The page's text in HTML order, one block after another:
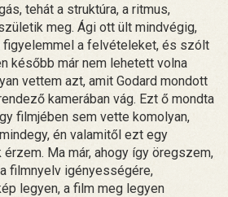
tehát a struktúra, a ritmus,
meg. Ági ott ült mindvégig,
a felvételeket, és szólt
később már nem lehetett volna
vettem azt, amit Godard mondott
kamerában vág. Ezt ő mondta
filmjében sem vette komolyan,
én valamitől ezt egy
Ma már, ahogy így öregszem,
filmnyelv igényességére,
legyen, a film meg legyen